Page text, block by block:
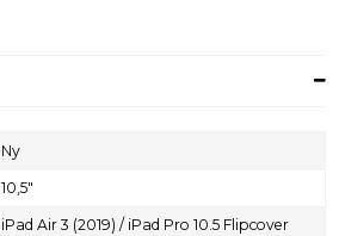
Ny
10,5"
iPad Air 3 (2019) / iPad Pro 10.5 Flipcover